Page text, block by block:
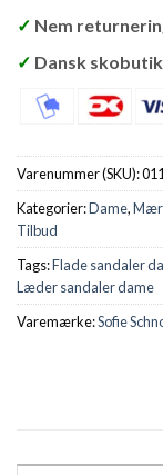
✓ Nem
✓ Dansk
Varenummer (SKU):
Kategorier:Dame,
Tilbud
Tags:Flade sandaler
Læder sandaler dame
Varemærke:Sofie